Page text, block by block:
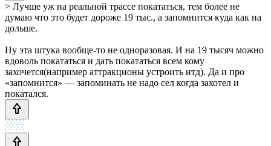
> Лучше уж на реальной трассе покататься, тем более не
думаю что это будет дороже 19 тыс., а запомнится куда как на
дольше.
Ну эта штука вообще-то не одноразовая. И на 19 тысяч можно
вдоволь покататься и дать покататься всем кому
захочется(например аттракционы устроить итд). Да и про
«запомнится» — запоминать не надо сел когда захотел и
покатался.